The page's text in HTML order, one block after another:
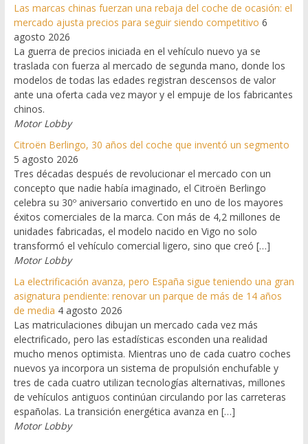
Las marcas chinas fuerzan una rebaja del coche de ocasión: el
mercado ajusta precios para seguir siendo competitivo 6
agosto 2026
La guerra de precios iniciada en el vehículo nuevo ya se
traslada con fuerza al mercado de segunda mano, donde los
modelos de todas las edades registran descensos de valor
ante una oferta cada vez mayor y el empuje de los fabricantes
chinos.
Motor Lobby
Citroën Berlingo, 30 años del coche que inventó un segmento
5 agosto 2026
Tres décadas después de revolucionar el mercado con un
concepto que nadie había imaginado, el Citroën Berlingo
celebra su 30º aniversario convertido en uno de los mayores
éxitos comerciales de la marca. Con más de 4,2 millones de
unidades fabricadas, el modelo nacido en Vigo no solo
transformó el vehículo comercial ligero, sino que creó […]
Motor Lobby
La electrificación avanza, pero España sigue teniendo una gran
asignatura pendiente: renovar un parque de más de 14 años
de media 4 agosto 2026
Las matriculaciones dibujan un mercado cada vez más
electrificado, pero las estadísticas esconden una realidad
mucho menos optimista. Mientras uno de cada cuatro coches
nuevos ya incorpora un sistema de propulsión enchufable y
tres de cada cuatro utilizan tecnologías alternativas, millones
de vehículos antiguos continúan circulando por las carreteras
españolas. La transición energética avanza en […]
Motor Lobby